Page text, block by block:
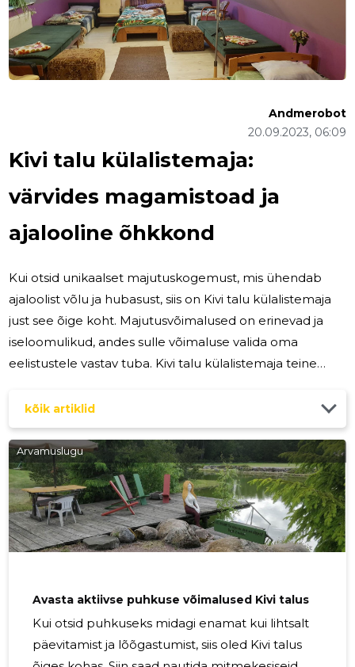
Kivi talu külalistemaja:
värvides magamistoad ja
ajalooline õhkkond
20.09.2023, 06:09
Andmerobot
Kui otsid unikaalset majutuskogemust, mis ühendab
ajaloolist võlu ja hubasust, siis on Kivi talu külalistemaja
just see õige koht. Majutusvõimalused on erinevad ja
iseloomulikud, andes sulle võimaluse valida oma
eelistustele vastav tuba. Kivi talu külalistemaja teine
vastavalt nende värvitoonidele. Esimene tuba on
\"Roheline tuba\" koos kolme magamiskohaga, teine on
\"Kollane tuba\" kahe voodiga ning kolmas \"Lilla tuba\",
kus on lausa kuus magamiskohta. Kuigi tegemist on
turismitaluga, kus väärtustatakse maalähedust, on siin
kõik, mida
kõik artiklid
Arvamuslugu
Avasta aktiivse puhkuse võimalused Kivi talus
Kui otsid puhkuseks midagi enamat kui lihtsalt
päevitamist ja lõõgastumist, siis oled Kivi talus